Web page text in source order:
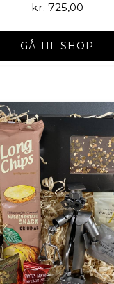
kr. 725,00
GÅ TIL SHOP